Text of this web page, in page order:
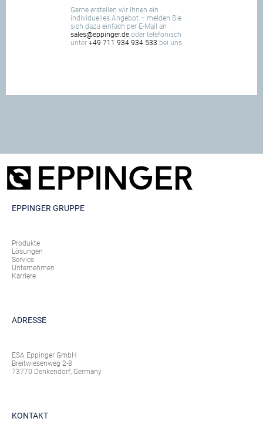
Gerne erstellen wir Ihnen ein
individuelles Angebot – melden Sie
sich dazu einfach per E-Mail an
sales@eppinger.de oder telefonisch
unter +49 711 934 934 533 bei uns.
EPPINGER GRUPPE
Produkte
Lösungen
Service
Unternehmen
Karriere
ADRESSE
ESA Eppinger GmbH
Breitwiesenweg 2-8
73770 Denkendorf, Germany
KONTAKT